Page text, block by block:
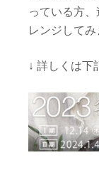
っている方
レンジしてみ
↓ 詳しくは下